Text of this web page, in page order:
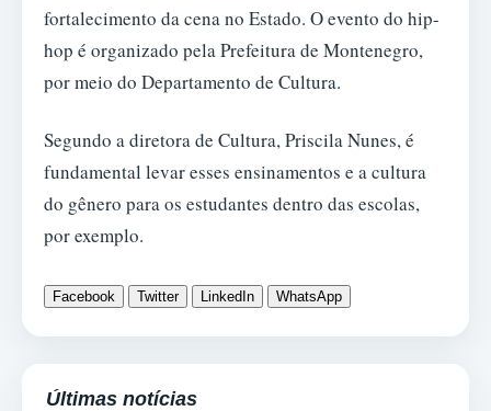
fortalecimento da cena no Estado. O evento do hip-
hop é organizado pela Prefeitura de Montenegro,
por meio do Departamento de Cultura.
Segundo a diretora de Cultura, Priscila Nunes, é
fundamental levar esses ensinamentos e a cultura
do gênero para os estudantes dentro das escolas,
por exemplo.
Facebook Twitter LinkedIn WhatsApp
Últimas notícias